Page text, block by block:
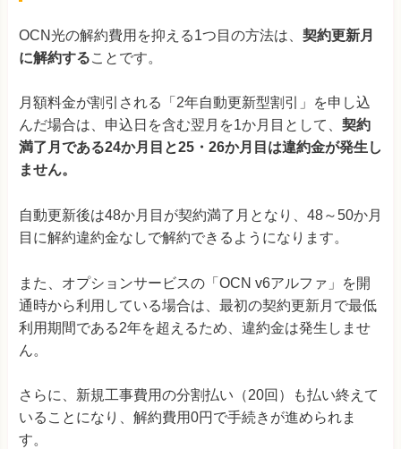
OCN光の解約費用を抑える1つ目の方法は、 契約更新月
に解約することです。
月額料金が割引される「2年自動更新型割引」を申し込
んだ場合は、申込日を含む翌月を1か月目として、 契約
満了月である24か月目と25・26か月目は違約金が発生し
ません。
自動更新後は48か月目が契約満了月となり、48～50か月
目に解約違約金なしで解約できるようになります。
また、オプションサービスの「OCN v6アルファ」を開
通時から利用している場合は、最初の契約更新月で最低
利用期間である2年を超えるため、違約金は発生しませ
ん。
さらに、新規工事費用の分割払い（20回）も払い終えて
いることになり、解約費用0円で手続きが進められま
す。